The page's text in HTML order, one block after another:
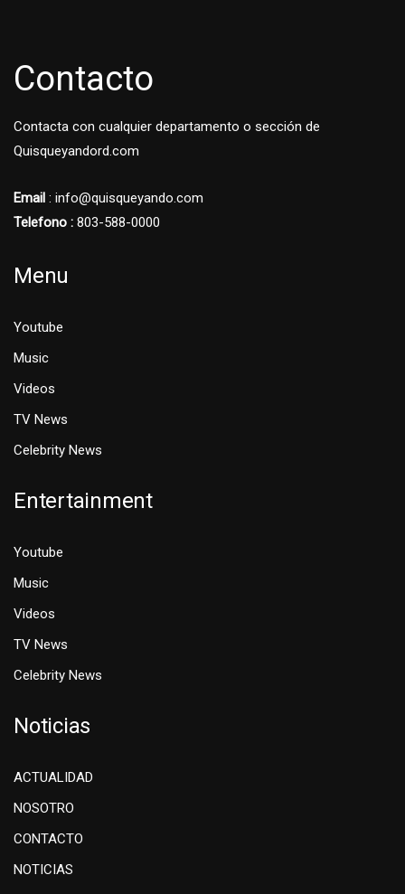
Contacto
Contacta con cualquier departamento o sección de
Quisqueyandord.com
Email : info@quisqueyando.com
Telefono : 803-588-0000
Menu
Youtube
Music
Videos
TV News
Celebrity News
Entertainment
Youtube
Music
Videos
TV News
Celebrity News
Noticias
ACTUALIDAD
NOSOTRO
CONTACTO
NOTICIAS